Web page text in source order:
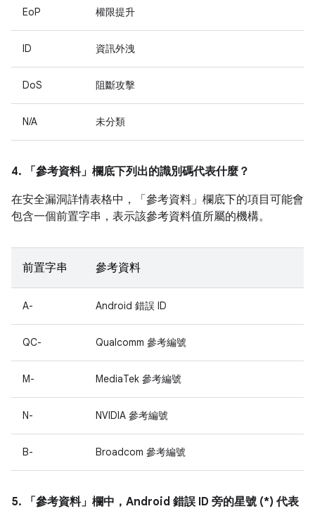
EoP 權限提升
ID 資訊外洩
DoS 阻斷攻擊
N/A 未分類
4. 「參考資料」 欄底下列出的識別碼代表什麼？
在安全漏洞詳情表格中，「參考資料」 欄底下的項目可能會
包含一個前置字串，表示該參考資料值所屬的機構。
前置字串 參考資料
A- Android 錯誤 ID
QC- Qualcomm 參考編號
M- MediaTek 參考編號
N- NVIDIA 參考編號
B- Broadcom 參考編號
5. 「參考資料」 欄中，Android 錯誤 ID 旁的星號 (*) 代表